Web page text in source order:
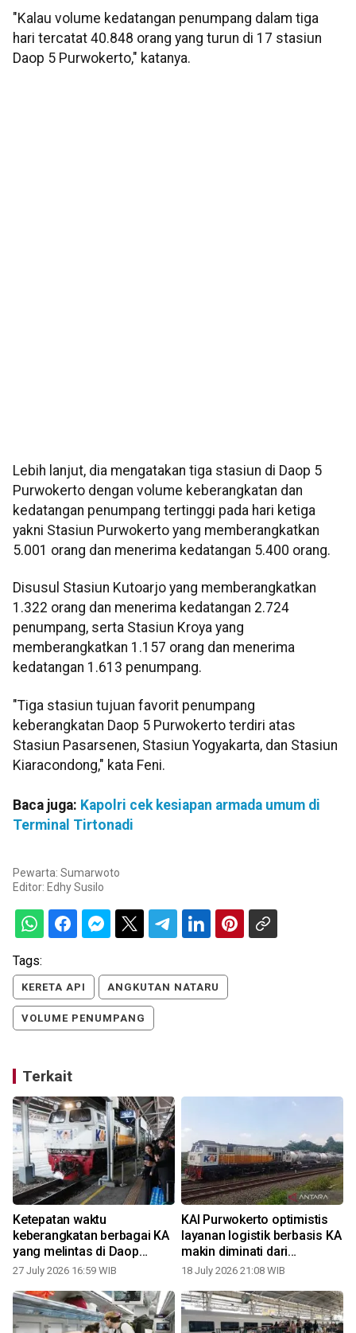
"Kalau volume kedatangan penumpang dalam tiga
hari tercatat 40.848 orang yang turun di 17 stasiun
Daop 5 Purwokerto," katanya.
Lebih lanjut, dia mengatakan tiga stasiun di Daop 5
Purwokerto dengan volume keberangkatan dan
kedatangan penumpang tertinggi pada hari ketiga
yakni Stasiun Purwokerto yang memberangkatkan
5.001 orang dan menerima kedatangan 5.400 orang.
Disusul Stasiun Kutoarjo yang memberangkatkan
1.322 orang dan menerima kedatangan 2.724
penumpang, serta Stasiun Kroya yang
memberangkatkan 1.157 orang dan menerima
kedatangan 1.613 penumpang.
"Tiga stasiun tujuan favorit penumpang
keberangkatan Daop 5 Purwokerto terdiri atas
Stasiun Pasarsenen, Stasiun Yogyakarta, dan Stasiun
Kiaracondong," kata Feni.
Baca juga: Kapolri cek kesiapan armada umum di
Terminal Tirtonadi
Pewarta: Sumarwoto
Editor: Edhy Susilo
Tags:
KERETA API ANGKUTAN NATARU
VOLUME PENUMPANG
Terkait
Ketepatan waktu
keberangkatan berbagai KA
yang melintas di Daop
Semarang mencapai 99,45
27 July 2026 16:59 WIB
KAI Purwokerto optimistis
layanan logistik berbasis KA
makin diminati dari
sebelumnya
18 July 2026 21:08 WIB